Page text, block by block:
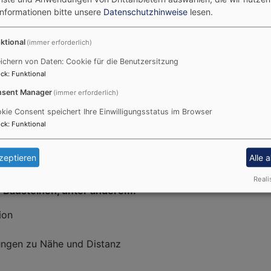
ein eigenes Schutzkonzept erarbeitet. Mit diesem
Schutz vor grenzüberschreitendem Verhalten, vor
als auch im persönlichen Umfeld der Kinder.
Einrichtungen können einen wichtigen Beitrag
Exkurs zu bearbeiten, sondern dem Thema den
Bereichen des pädagogischen Alltages und der
Form der Gewalt gelingen.
unter anderem:
zu Nähe und Distanz
bitte unsere Datenschutzhinweise lesen.
(immer erforderlich)
von Daten: Cookie für die Benutzersitzung
: Funktional
Manager (immer erforderlich)
Consent speichert Ihre Einwilligungsstatus im Browser
: Funktional
Alle